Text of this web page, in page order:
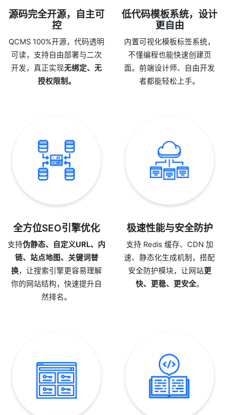
源码完全开源，自主可
控
QCMS 100%开源，代码透明
可读，支持自由部署与二次
开发，真正实现无绑定、无
授权限制。
低代码模板系统，设计
更自由
内置可视化模板标签系统，
不懂编程也能快速创建页
面。前端设计师、自由开发
者都能轻松上手。
全方位SEO引擎优化
支持伪静态、自定义URL、内
链、站点地图、关键词替
换，让搜索引擎更容易理解
你的网站结构，快速提升自
然排名。
极速性能与安全防护
支持 Redis 缓存、CDN 加
速、静态化生成机制，搭配
安全防护模块，让网站更
快、更稳、更安全。